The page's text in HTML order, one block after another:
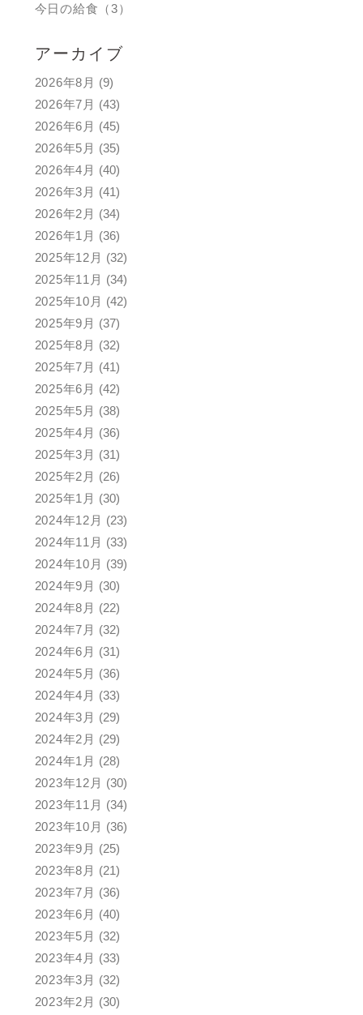
今日の給食（3）
アーカイブ
2026年8月 (9)
2026年7月 (43)
2026年6月 (45)
2026年5月 (35)
2026年4月 (40)
2026年3月 (41)
2026年2月 (34)
2026年1月 (36)
2025年12月 (32)
2025年11月 (34)
2025年10月 (42)
2025年9月 (37)
2025年8月 (32)
2025年7月 (41)
2025年6月 (42)
2025年5月 (38)
2025年4月 (36)
2025年3月 (31)
2025年2月 (26)
2025年1月 (30)
2024年12月 (23)
2024年11月 (33)
2024年10月 (39)
2024年9月 (30)
2024年8月 (22)
2024年7月 (32)
2024年6月 (31)
2024年5月 (36)
2024年4月 (33)
2024年3月 (29)
2024年2月 (29)
2024年1月 (28)
2023年12月 (30)
2023年11月 (34)
2023年10月 (36)
2023年9月 (25)
2023年8月 (21)
2023年7月 (36)
2023年6月 (40)
2023年5月 (32)
2023年4月 (33)
2023年3月 (32)
2023年2月 (30)